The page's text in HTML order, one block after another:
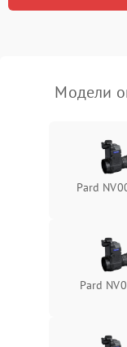
защиты от
Модели
Pard
Pard